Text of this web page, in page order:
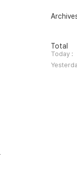
방
문
자
수
Total
Today :